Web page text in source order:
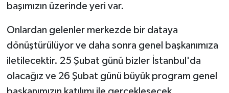
başımızın üzerinde yeri var.
Onlardan gelenler merkezde bir dataya
dönüştürülüyor ve daha sonra genel başkanımıza
iletilecektir. 25 Şubat günü bizler İstanbul'da
olacağız ve 26 Şubat günü büyük program genel